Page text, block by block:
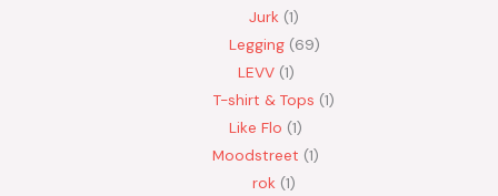
Jurk 1
Legging 69
LEVV 1
T-shirt & Tops 1
Like Flo 1
Moodstreet 1
rok 1